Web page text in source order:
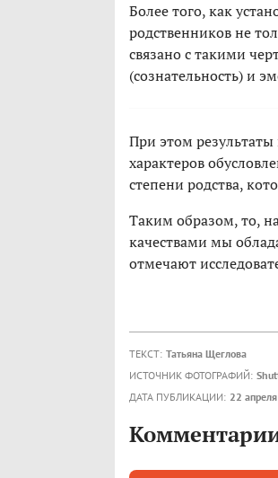
Более того, как
родственников не
связано с такими
(сознательность) и
При этом
характеров
степени родства,
Таким образом, то,
качествами мы
отмечают
ТЕКСТ: Татьяна Щеглова
ИСТОЧНИК ФОТОГРАФИЙ:
ДАТА ПУБЛИКАЦИИ: 22